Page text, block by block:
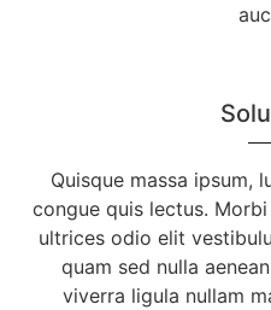
Quisque massa ipsum,
congue quis lectus.
ultrices odio elit
quam sed nulla
viverra ligula nullam